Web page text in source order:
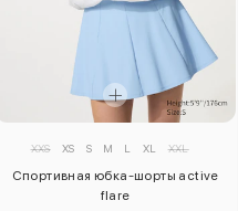
XXS XS S M L XL XXL
Спортивная юбка-шорты active
flare